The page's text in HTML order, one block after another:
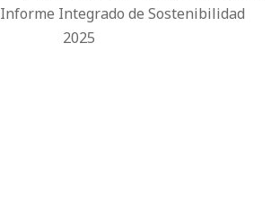
Informe Integrado de Sostenibilidad
2025